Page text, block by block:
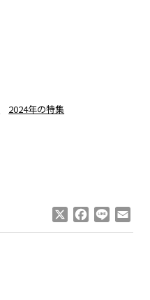
2024年の特集
Facebook
Line